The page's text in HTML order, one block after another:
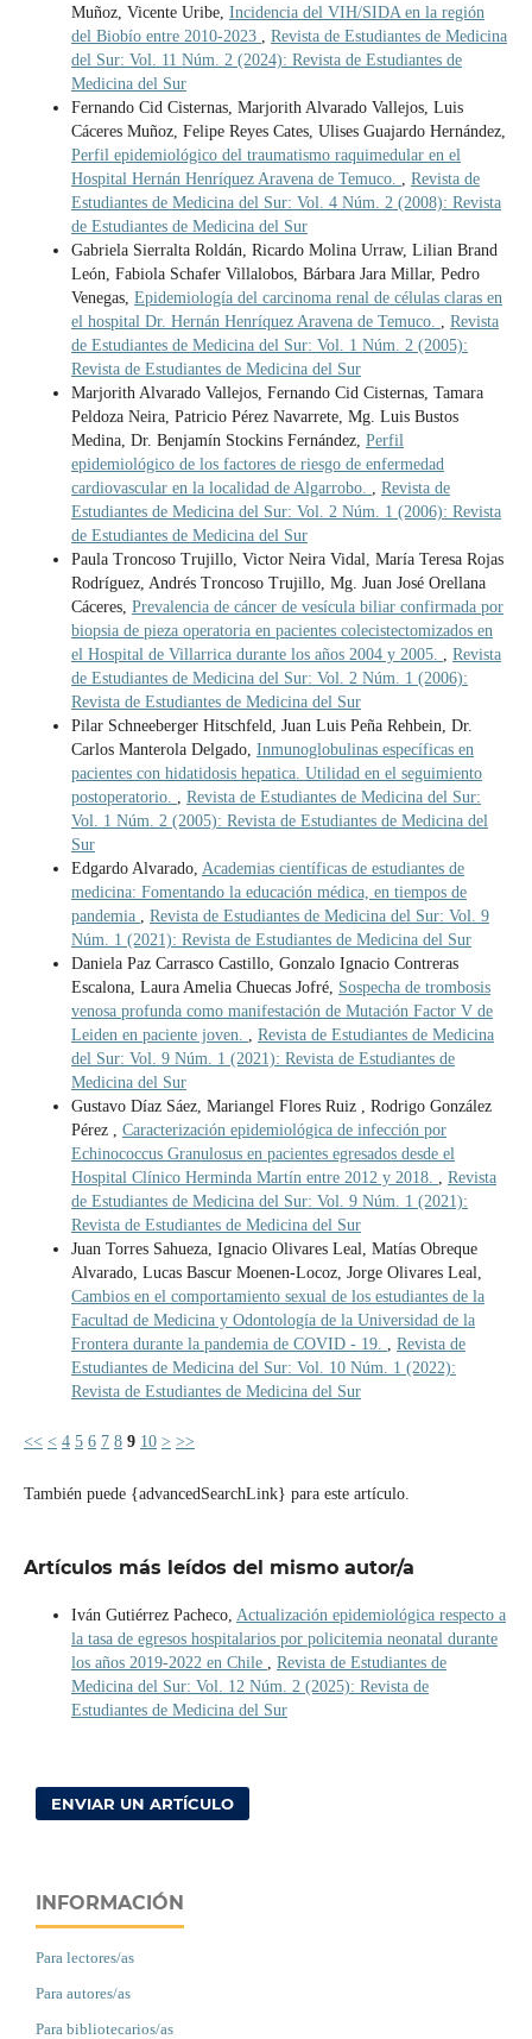
Muñoz, Vicente Uribe, Incidencia del VIH/SIDA en la región
del Biobío entre 2010-2023 , Revista de Estudiantes de Medicina
del Sur: Vol. 11 Núm. 2 (2024): Revista de Estudiantes de
Medicina del Sur
Fernando Cid Cisternas, Marjorith Alvarado Vallejos, Luis
Cáceres Muñoz, Felipe Reyes Cates, Ulises Guajardo Hernández,
Perfil epidemiológico del traumatismo raquimedular en el
Hospital Hernán Henríquez Aravena de Temuco. , Revista de
Estudiantes de Medicina del Sur: Vol. 4 Núm. 2 (2008): Revista
de Estudiantes de Medicina del Sur
Gabriela Sierralta Roldán, Ricardo Molina Urraw, Lilian Brand
León, Fabiola Schafer Villalobos, Bárbara Jara Millar, Pedro
Venegas, Epidemiología del carcinoma renal de células claras en
el hospital Dr. Hernán Henríquez Aravena de Temuco. , Revista
de Estudiantes de Medicina del Sur: Vol. 1 Núm. 2 (2005):
Revista de Estudiantes de Medicina del Sur
Marjorith Alvarado Vallejos, Fernando Cid Cisternas, Tamara
Peldoza Neira, Patricio Pérez Navarrete, Mg. Luis Bustos
Medina, Dr. Benjamín Stockins Fernández, Perfil
epidemiológico de los factores de riesgo de enfermedad
cardiovascular en la localidad de Algarrobo. , Revista de
Estudiantes de Medicina del Sur: Vol. 2 Núm. 1 (2006): Revista
de Estudiantes de Medicina del Sur
Paula Troncoso Trujillo, Victor Neira Vidal, María Teresa Rojas
Rodríguez, Andrés Troncoso Trujillo, Mg. Juan José Orellana
Cáceres, Prevalencia de cáncer de vesícula biliar confirmada por
biopsia de pieza operatoria en pacientes colecistectomizados en
el Hospital de Villarrica durante los años 2004 y 2005. , Revista
de Estudiantes de Medicina del Sur: Vol. 2 Núm. 1 (2006):
Revista de Estudiantes de Medicina del Sur
Pilar Schneeberger Hitschfeld, Juan Luis Peña Rehbein, Dr.
Carlos Manterola Delgado, Inmunoglobulinas específicas en
pacientes con hidatidosis hepatica. Utilidad en el seguimiento
postoperatorio. , Revista de Estudiantes de Medicina del Sur:
Vol. 1 Núm. 2 (2005): Revista de Estudiantes de Medicina del
Sur
Edgardo Alvarado, Academias científicas de estudiantes de
medicina: Fomentando la educación médica, en tiempos de
pandemia , Revista de Estudiantes de Medicina del Sur: Vol. 9
Núm. 1 (2021): Revista de Estudiantes de Medicina del Sur
Daniela Paz Carrasco Castillo, Gonzalo Ignacio Contreras
Escalona, Laura Amelia Chuecas Jofré, Sospecha de trombosis
venosa profunda como manifestación de Mutación Factor V de
Leiden en paciente joven. , Revista de Estudiantes de Medicina
del Sur: Vol. 9 Núm. 1 (2021): Revista de Estudiantes de
Medicina del Sur
Gustavo Díaz Sáez, Mariangel Flores Ruiz , Rodrigo González
Pérez , Caracterización epidemiológica de infección por
Echinococcus Granulosus en pacientes egresados desde el
Hospital Clínico Herminda Martín entre 2012 y 2018. , Revista
de Estudiantes de Medicina del Sur: Vol. 9 Núm. 1 (2021):
Revista de Estudiantes de Medicina del Sur
Juan Torres Sahueza, Ignacio Olivares Leal, Matías Obreque
Alvarado, Lucas Bascur Moenen-Locoz, Jorge Olivares Leal,
Cambios en el comportamiento sexual de los estudiantes de la
Facultad de Medicina y Odontología de la Universidad de la
Frontera durante la pandemia de COVID - 19. , Revista de
Estudiantes de Medicina del Sur: Vol. 10 Núm. 1 (2022):
Revista de Estudiantes de Medicina del Sur
<< < 4 5 6 7 8 9 10 > >>
También puede {advancedSearchLink} para este artículo.
Artículos más leídos del mismo autor/a
Iván Gutiérrez Pacheco, Actualización epidemiológica respecto a
la tasa de egresos hospitalarios por policitemia neonatal durante
los años 2019-2022 en Chile , Revista de Estudiantes de
Medicina del Sur: Vol. 12 Núm. 2 (2025): Revista de
Estudiantes de Medicina del Sur
ENVIAR UN ARTÍCULO
INFORMACIÓN
Para lectores/as
Para autores/as
Para bibliotecarios/as